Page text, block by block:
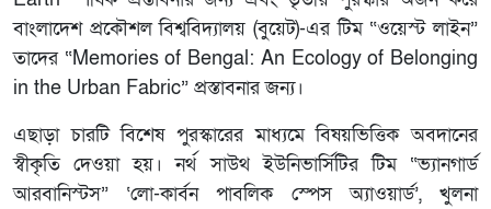
বাংলাদেশ প্রকৌশল বিশ্ববিদ্যালয় (বুয়েট)-এর টিম “ওয়েস্ট লাইন”
তাদের “Memories of Bengal: An Ecology of Belonging
in the Urban Fabric” প্রস্তাবনার জন্য।
এছাড়া চারটি বিশেষ পুরস্কারের মাধ্যমে বিষয়ভিত্তিক অবদানের
স্বীকৃতি দেওয়া হয়। নর্থ সাউথ ইউনিভার্সিটির টিম “ভ্যানগার্ড
আরবানিস্টস” ‘লো-কার্বন পাবলিক স্পেস অ্যাওয়ার্ড’, খুলনা